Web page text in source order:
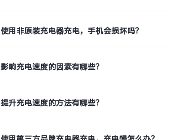
使用非原装充电器充电，手机会损坏吗？
影响充电速度的因素有哪些？
提升充电速度的方法有哪些？